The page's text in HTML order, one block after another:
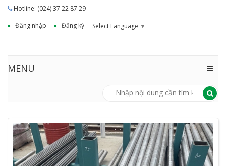
Hotline: (024) 37 22 87 29
Đăng nhập
Đăng ký Select Language ▼
MENU